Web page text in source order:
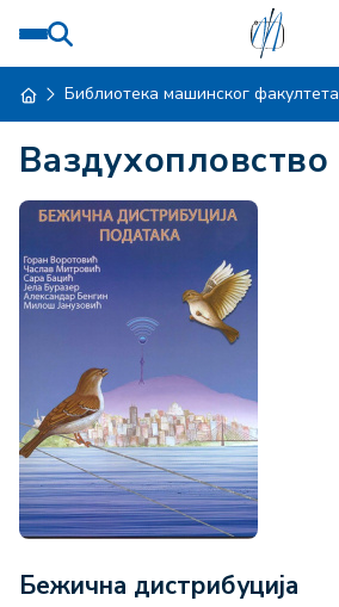
Библиотека машинског факултета
Ваздухопловство
Бежична дистрибуција